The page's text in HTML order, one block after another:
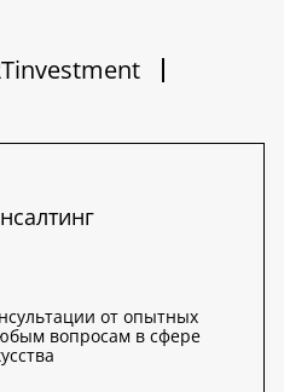
от опытных
вопросам в сфере